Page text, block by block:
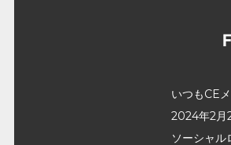
いつもCE
2024年2月
ソーシャ